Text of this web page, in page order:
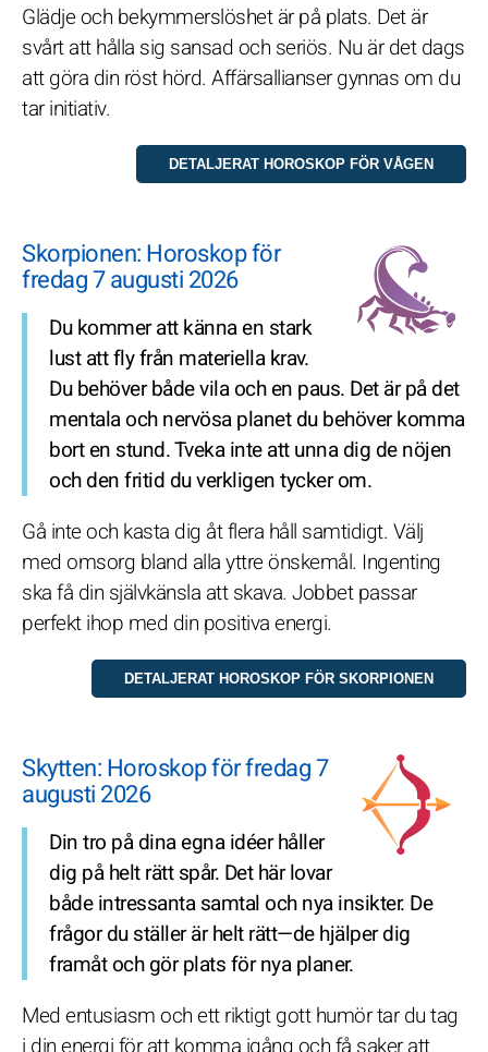
Glädje och bekymmerslöshet är på plats. Det är
svårt att hålla sig sansad och seriös. Nu är det dags
att göra din röst hörd. Affärsallianser gynnas om du
tar initiativ.
Skorpionen: Horoskop för
fredag 7 augusti 2026
Du kommer att känna en stark
lust att fly från materiella krav.
Du behöver både vila och en paus. Det är på det
mentala och nervösa planet du behöver komma
bort en stund. Tveka inte att unna dig de nöjen
och den fritid du verkligen tycker om.
Gå inte och kasta dig åt flera håll samtidigt. Välj
med omsorg bland alla yttre önskemål. Ingenting
ska få din självkänsla att skava. Jobbet passar
perfekt ihop med din positiva energi.
Skytten: Horoskop för fredag 7
augusti 2026
Din tro på dina egna idéer håller
dig på helt rätt spår. Det här lovar
både intressanta samtal och nya insikter. De
frågor du ställer är helt rätt—de hjälper dig
framåt och gör plats för nya planer.
Med entusiasm och ett riktigt gott humör tar du tag